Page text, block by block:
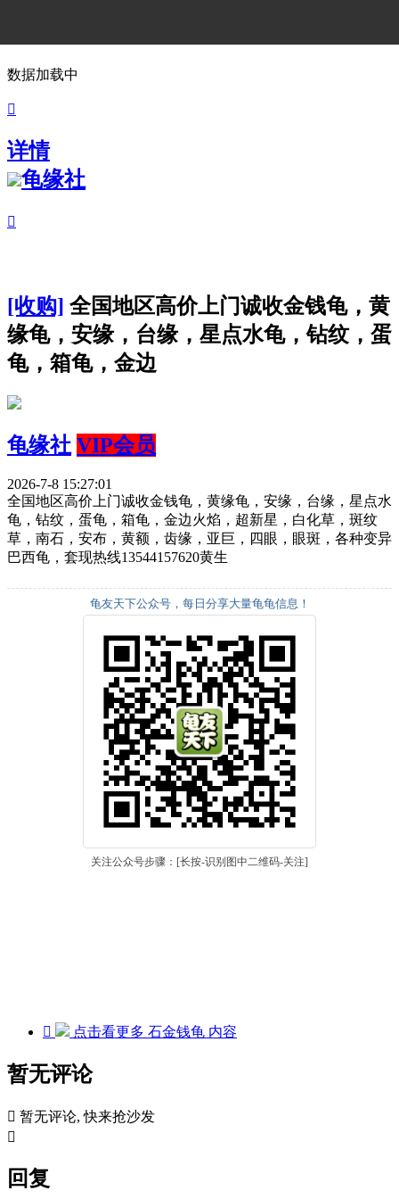
数据加载中

详情
龟缘社

[收购] 全国地区高价上门诚收金钱龟，黄
缘龟，安缘，台缘，星点水龟，钻纹，蛋
龟，箱龟，金边
龟缘社 VIP会员
2026-7-8 15:27:01
全国地区高价上门诚收金钱龟，黄缘龟，安缘，台缘，星点水
龟，钻纹，蛋龟，箱龟，金边火焰，超新星，白化草，斑纹
草，南石，安布，黄额，齿缘，亚巨，四眼，眼斑，各种变异
巴西龟，套现热线13544157620黄生
龟友天下公众号，每日分享大量龟龟信息！
关注公众号步骤：[长按-识别图中二维码-关注]
 点击看更多 石金钱龟 内容
暂无评论
 暂无评论, 快来抢沙发

回复